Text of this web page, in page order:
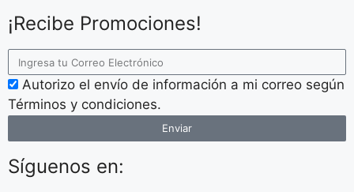
¡Recibe Promociones!
Autorizo el envío de información a mi correo según
Términos y condiciones.
Enviar
Síguenos en: